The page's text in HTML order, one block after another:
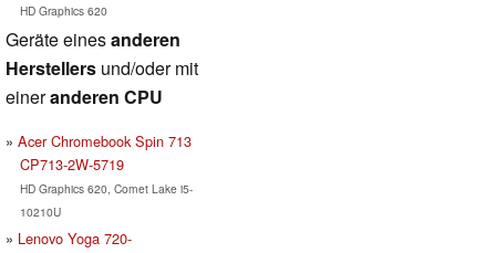
HD Graphics 620
Geräte einesanderen
Herstellers und/oder mit
eineranderen CPU
Acer Chromebook Spin 713
CP713-2W-5719
HD Graphics 620, Comet Lake i5-
10210U
Lenovo Yoga 720-